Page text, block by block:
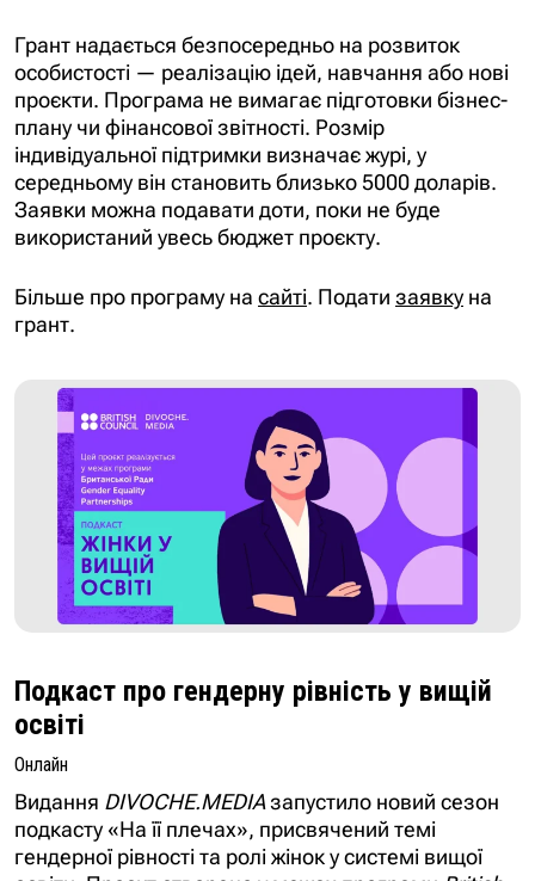
Грант надається безпосередньо на розвиток
особистості — реалізацію ідей, навчання або нові
проєкти. Програма не вимагає підготовки бізнес-
плану чи фінансової звітності. Розмір
індивідуальної підтримки визначає журі, у
середньому він становить близько 5000 доларів.
Заявки можна подавати доти, поки не буде
використаний увесь бюджет проєкту.
Більше про програму на сайті. Подати заявку на
грант.
Подкаст про гендерну рівність у вищій
освіті
Онлайн
Видання DIVOCHE.MEDIAзапустило новий сезон
подкасту «На її плечах», присвячений темі
гендерної рівності та ролі жінок у системі вищої